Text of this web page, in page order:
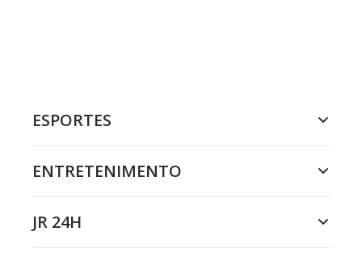
ESPORTES
ENTRETENIMENTO
JR 24H